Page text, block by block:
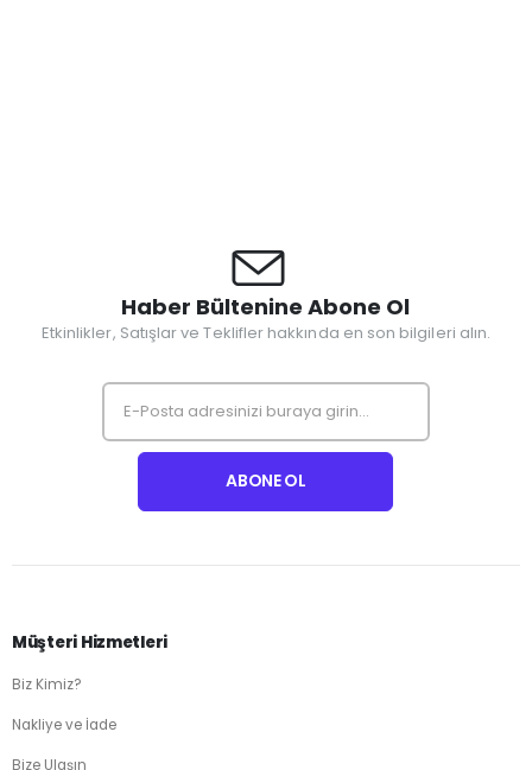
Haber Bültenine Abone Ol
Etkinlikler, Satışlar ve Teklifler hakkında en son bilgileri alın.
Müşteri Hizmetleri
Biz Kimiz?
Nakliye ve İade
Bize Ulaşın